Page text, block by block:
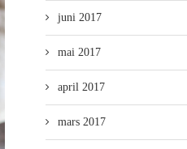
juni 2017
mai 2017
april 2017
mars 2017